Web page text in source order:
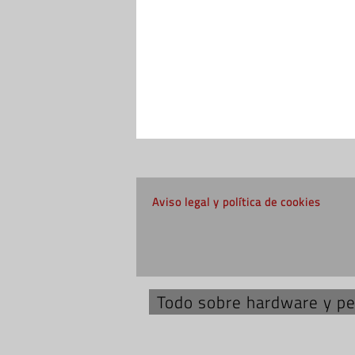
Aviso legal y política de cookies
Todo sobre hardware y